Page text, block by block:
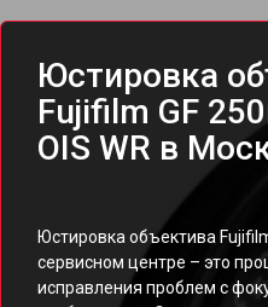
Юстировка
Fujifilm GF
OIS WR в
Юстировка объектива
сервисном центре – это
исправления проблем с